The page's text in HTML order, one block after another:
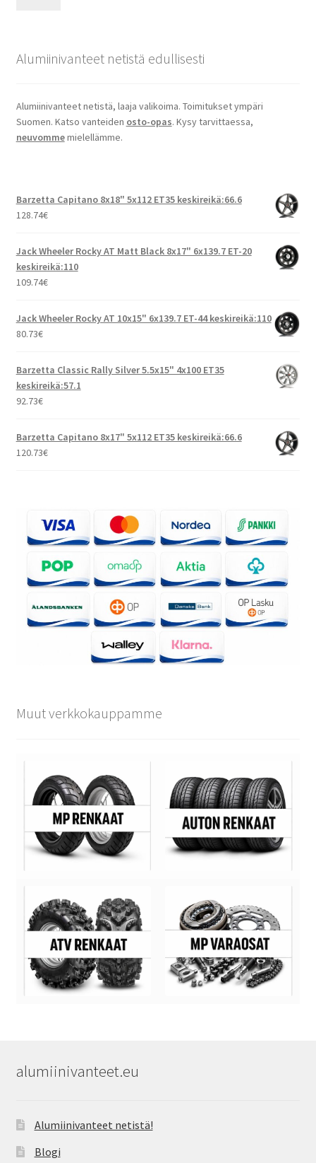
Alumiinivanteet netistä edullisesti
Alumiinivanteet netistä, laaja valikoima. Toimitukset ympäri
Suomen. Katso vanteiden osto-opas. Kysy tarvittaessa,
neuvommemielellämme.
Barzetta Capitano 8x18" 5x112 ET35 keskireikä:66.6
128.74€
Jack Wheeler Rocky AT Matt Black 8x17" 6x139.7 ET-20
keskireikä:110
109.74€
Jack Wheeler Rocky AT 10x15" 6x139.7 ET-44 keskireikä:110
80.73€
Barzetta Classic Rally Silver 5.5x15" 4x100 ET35
keskireikä:57.1
92.73€
Barzetta Capitano 8x17" 5x112 ET35 keskireikä:66.6
120.73€
Muut verkkokauppamme
alumiinivanteet.eu
Alumiinivanteet netistä!
Blogi